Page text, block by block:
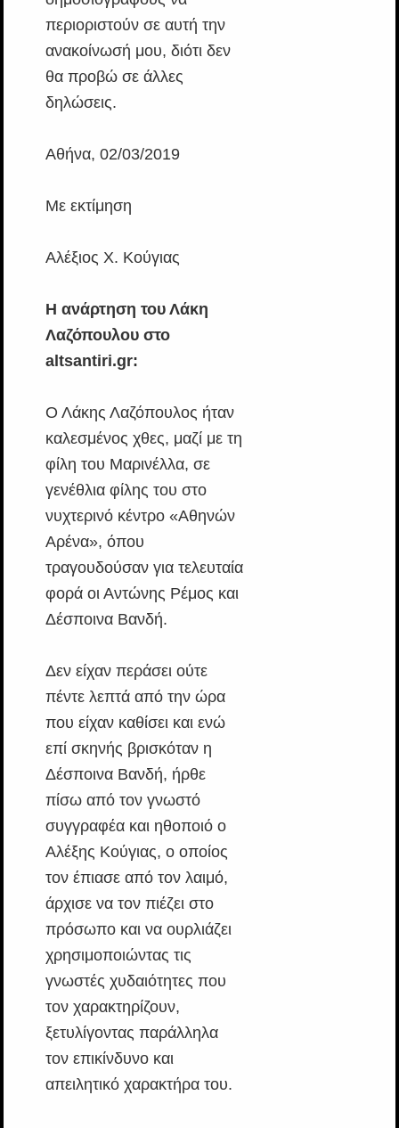
περιοριστούν σε αυτή την
ανακοίνωσή μου, διότι δεν
θα προβώ σε άλλες
δηλώσεις.
Αθήνα, 02/03/2019
Με εκτίμηση
Αλέξιος Χ. Κούγιας
Η ανάρτηση του Λάκη
Λαζόπουλου στο
altsantiri.gr:
Ο Λάκης Λαζόπουλος ήταν
καλεσμένος χθες, μαζί με τη
φίλη του Μαρινέλλα, σε
γενέθλια φίλης του στο
νυχτερινό κέντρο «Αθηνών
Αρένα», όπου
τραγουδούσαν για τελευταία
φορά οι Αντώνης Ρέμος και
Δέσποινα Βανδή.
Δεν είχαν περάσει ούτε
πέντε λεπτά από την ώρα
που είχαν καθίσει και ενώ
επί σκηνής βρισκόταν η
Δέσποινα Βανδή, ήρθε
πίσω από τον γνωστό
συγγραφέα και ηθοποιό ο
Αλέξης Κούγιας, ο οποίος
τον έπιασε από τον λαιμό,
άρχισε να τον πιέζει στο
πρόσωπο και να ουρλιάζει
χρησιμοποιώντας τις
γνωστές χυδαιότητες που
τον χαρακτηρίζουν,
ξετυλίγοντας παράλληλα
τον επικίνδυνο και
απειλητικό χαρακτήρα του.